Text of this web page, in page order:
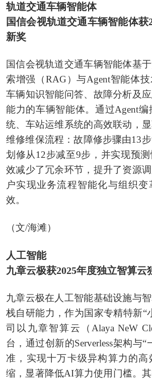
轨道交通车辆智能体
国信会视轨道交通车辆智能体获
新奖
国信会视轨道交通车辆智能体基
索增强（RAG）与Agent智能体
车辆知识智能问答、故障分析及
能力的车辆智能体。通过Agent编
统、车站运维系统的高效联动，
维修维保流程：故障修步骤由13
划修从12步减至9步，并实现预
效减少了冗余环节，提升了资源
户实现业务流程智能化与组织
效。
（文/海滩）
人工智能
九章云极获2025年度独立智算云
九章云极在人工智能基础设施与
栈自研能力，作为国家专精特新“
司以九章智算云（Alaya NeW
台，通过创新的Serverless架构与
准，实现十万卡级异构算力的高
缩，显著降低AI算力使用门槛。